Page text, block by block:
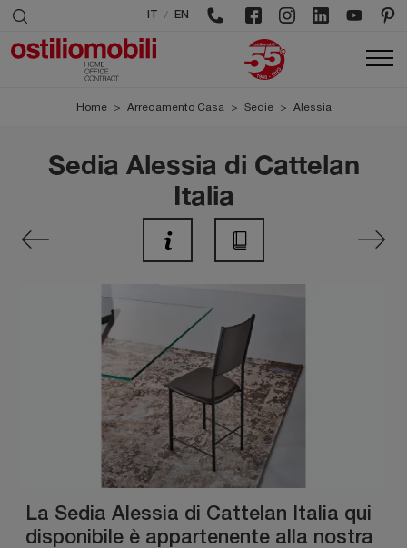
/ EN
Home > Arredamento Casa > Sedie > Alessia
Sedia Alessia di Cattelan
Italia
La Sedia Alessia di Cattelan Italia qui
disponibile è appartenente alla nostra